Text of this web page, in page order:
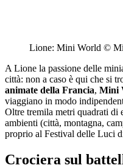
Lione: Mini World ©
A Lione la passione delle
città: non a caso è qui che si
animate della Francia, Mini
viaggiano in modo
Oltre tremila metri quadrati di
ambienti (città, montagna,
proprio al Festival delle Luci
Crociera sul